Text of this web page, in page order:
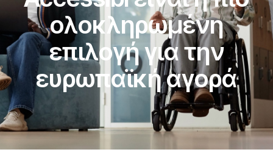
ολοκληρωμένη
επιλογή για την
ευρωπαϊκή αγορά